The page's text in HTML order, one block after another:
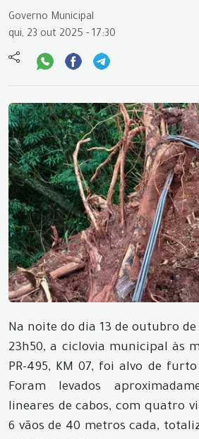
Governo Municipal
qui, 23 out 2025 - 17:30
Na noite do dia 13 de outubro
23h50, a ciclovia municipal às
PR-495, KM 07, foi alvo de
Foram levados
lineares de cabos, com quatro
6 vãos de 40 metros cada,